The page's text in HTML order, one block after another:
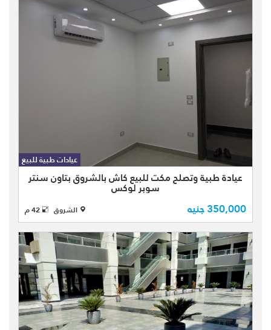
مكتب اداري ويصلح عيادة طبية للبيع كاش
بمدينة الشروق بمول تاون سنتر -
تشطيب سوبر لوكس - بمساحة كلية 42
متر - بالطابق الثالث بجوار الأسانسير
مباشرة - به حصة بالجراچ - ب ...
عيادات طبية للبيع
عيادة طبية وتصلح مكت للبيع كاش بالشروق بتاون سنتر
سوبر لوكس
350,000 جنيه الشروق 42 م